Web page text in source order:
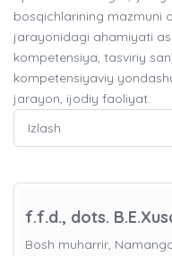
bosqichlarining mazmuni
jarayonidagi ahamiyati
kompetensiya, tasviriy
kompetensiyaviy
jarayon, ijodiy faoliyat.
f.f.d., dots.
Bosh muharrir,